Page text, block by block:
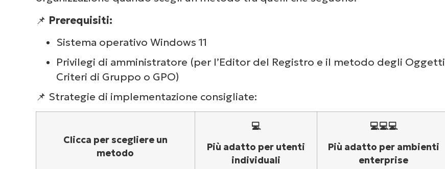
📌 Prerequisiti:
Sistema operativo Windows 11
Privilegi di amministratore (per l’Editor del Registro e il metodo degli Oggetti
Criteri di Gruppo o GPO)
📌 Strategie di implementazione consigliate:
Clicca per scegliere un
metodo
💻
Più adatto per utenti
individuali
💻💻💻
Più adatto per ambienti
enterprise